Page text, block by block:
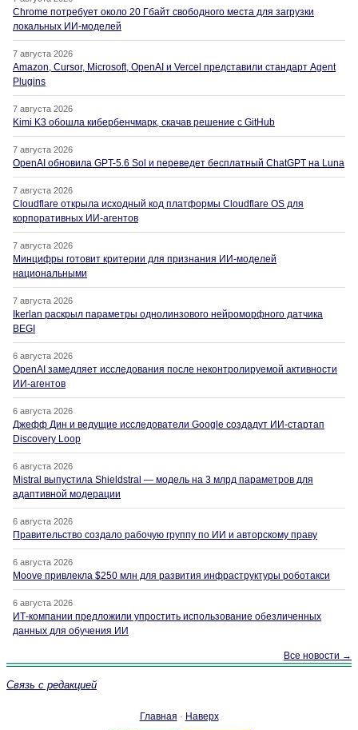
Chrome потребует около 20 Гбайт свободного места для загрузки
локальных ИИ-моделей
7 августа 2026
Amazon, Cursor, Microsoft, OpenAI и Vercel представили стандарт Agent
Plugins
7 августа 2026
Kimi K3 обошла кибербенчмарк, скачав решение с GitHub
7 августа 2026
OpenAI обновила GPT-5.6 Sol и переведет бесплатный ChatGPT на Luna
7 августа 2026
Cloudflare открыла исходный код платформы Cloudflare OS для
корпоративных ИИ-агентов
7 августа 2026
Минцифры готовит критерии для признания ИИ-моделей
национальными
7 августа 2026
Ikerlan раскрыл параметры однолинзового нейроморфного датчика
BEGI
6 августа 2026
OpenAI замедляет исследования после неконтролируемой активности
ИИ-агентов
6 августа 2026
Джефф Дин и ведущие исследователи Google создадут ИИ-стартап
Discovery Loop
6 августа 2026
Mistral выпустила Shieldstral — модель на 3 млрд параметров для
адаптивной модерации
6 августа 2026
Правительство создало рабочую группу по ИИ и авторскому праву
6 августа 2026
Moove привлекла $250 млн для развития инфраструктуры роботакси
6 августа 2026
ИТ-компании предложили упростить использование обезличенных
данных для обучения ИИ
Все новости →
Связь с редакцией
Главная · Наверх